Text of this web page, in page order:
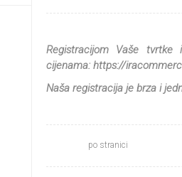
Registracijom Vaše
cijenama: https://
Naša registracija je brza i
po stranici